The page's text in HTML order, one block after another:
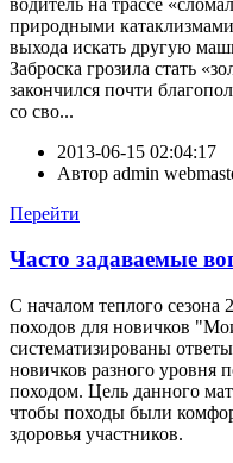
природными
выхода искать другую
Заброска грозила стать
закончился почти
со сво...
2013-06-15 02:04:17
Автор admin
Перейти
Часто задаваемые
С началом теплого сезона
походов для новичков
систематизированы
новичков разного уровня
походом. Цель данного
чтобы походы были
здоровья участников.